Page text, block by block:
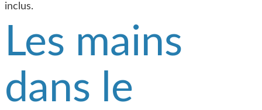
inclus.
Les mains
dans le